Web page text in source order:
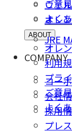
ウェ
オレ
JRE
ご意
よく
ABOUT
オレ
利用
プラ
ご意
よく
COMPANY
コー
会社
採⽤
プレ